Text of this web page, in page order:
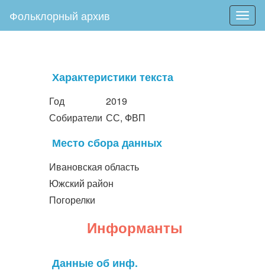
Фольклорный архив
Характеристики текста
Год
2019
Собиратели СС, ФВП
Место сбора данных
Ивановская область
Южский район
Погорелки
Информанты
Данные об инф.